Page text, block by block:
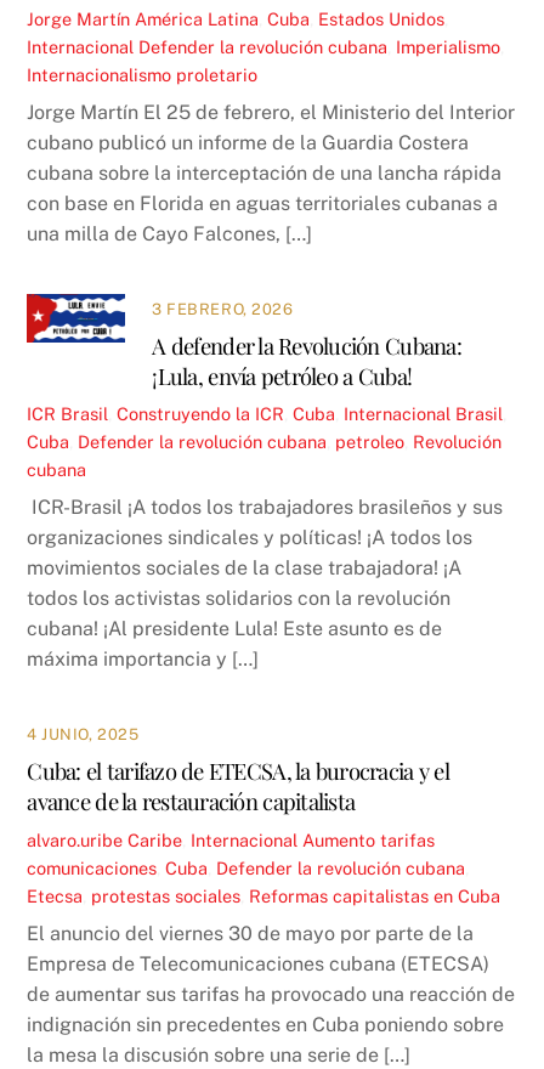
Jorge Martín América Latina ,Cuba Estados Unidos
Internacional Defender la revolución cubana Imperialismo
Internacionalismo proletario
Jorge Martín El 25 de febrero, el Ministerio del Interior
cubano publicó un informe de la Guardia Costera
cubana sobre la interceptación de una lancha rápida
con base en Florida en aguas territoriales cubanas a
una milla de Cayo Falcones, […]
3 FEBRERO, 2026
A defender la Revolución Cubana:
¡Lula, envía petróleo a Cuba!
ICR Brasil ,Construyendo la ICR ,Cuba Internacional Brasil
Cuba Defender la revolución cubana petroleo Revolución
cubana
ICR-Brasil ¡A todos los trabajadores brasileños y sus
organizaciones sindicales y políticas! ¡A todos los
movimientos sociales de la clase trabajadora! ¡A
todos los activistas solidarios con la revolución
cubana! ¡Al presidente Lula! Este asunto es de
máxima importancia y […]
4 JUNIO, 2025
Cuba: el tarifazo de ETECSA, la burocracia y el
avance de la restauración capitalista
alvaro.uribe Caribe Internacional Aumento tarifas
comunicaciones ,Cuba Defender la revolución cubana
Etecsa protestas sociales Reformas capitalistas en Cuba
El anuncio del viernes 30 de mayo por parte de la
Empresa de Telecomunicaciones cubana (ETECSA)
de aumentar sus tarifas ha provocado una reacción de
indignación sin precedentes en Cuba poniendo sobre
la mesa la discusión sobre una serie de […]